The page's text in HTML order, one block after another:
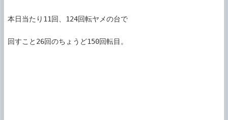
本日当たり11回、124回転ヤメの台で
回すこと26回のちょうど150回転目。